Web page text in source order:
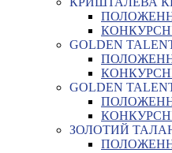
GOLDEN
GOLDEN
ЗОЛОТИЙ